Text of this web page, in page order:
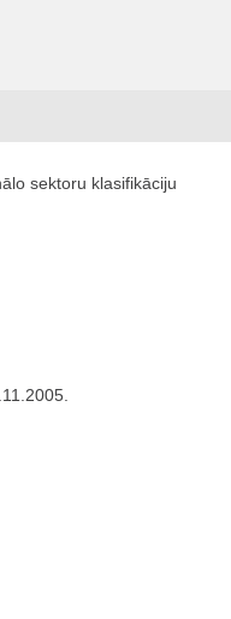
sektoru klasifikāciju